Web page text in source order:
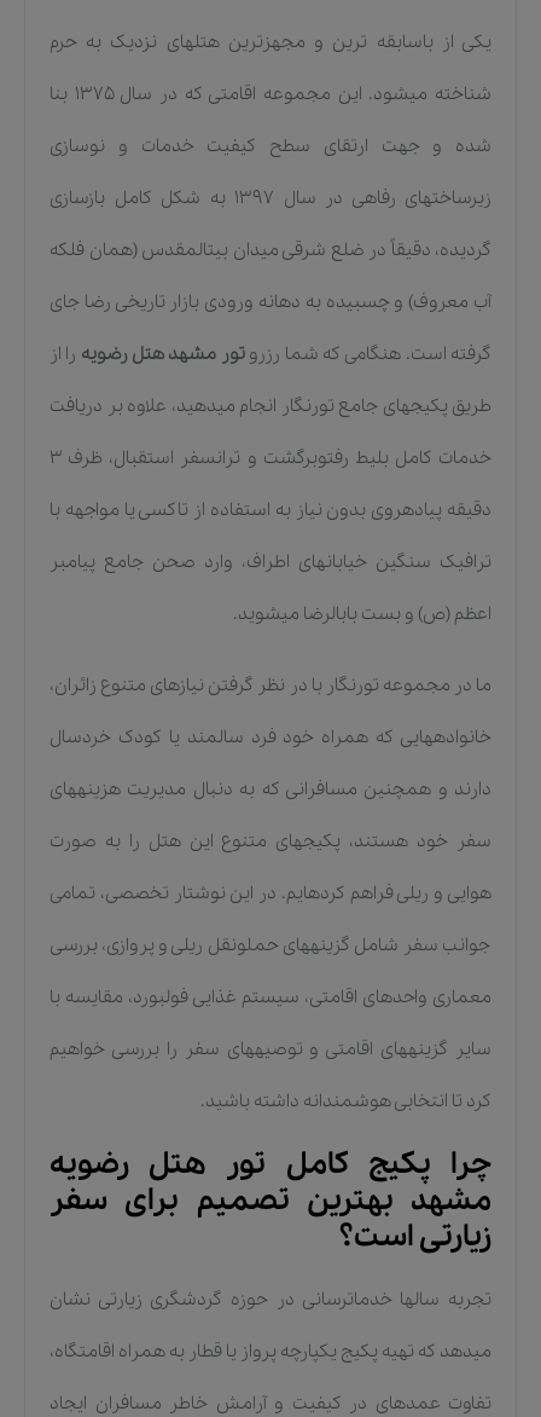
یکی از باسابقه ترین و مجهزترین هتلهای نزدیک به حرم
شناخته میشود. این مجموعه اقامتی که در سال ۱۳۷۵ بنا
شده و جهت ارتقای سطح کیفیت خدمات و نوسازی
زیرساختهای رفاهی در سال ۱۳۹۷ به شکل کامل بازسازی
گردیده، دقیقاً در ضلع شرقی میدان بیتالمقدس (همان فلکه
آب معروف) و چسبیده به دهانه ورودی بازار تاریخی رضا جای
گرفته است. هنگامی که شما رزروتور مشهد هتل رضویه را از
طریق پکیجهای جامع تورنگار انجام میدهید، علاوه بر دریافت
خدمات کامل بلیط رفتوبرگشت و ترانسفر استقبال، ظرف ۳
دقیقه پیادهروی بدون نیاز به استفاده از تاکسی یا مواجهه با
ترافیک سنگین خیابانهای اطراف، وارد صحن جامع پیامبر
اعظم (ص) و بست بابالرضا میشوید.
ما در مجموعه تورنگار با در نظر گرفتن نیازهای متنوع زائران،
خانوادههایی که همراه خود فرد سالمند یا کودک خردسال
دارند و همچنین مسافرانی که به دنبال مدیریت هزینههای
سفر خود هستند، پکیجهای متنوع این هتل را به صورت
هوایی و ریلی فراهم کردهایم. در این نوشتار تخصصی، تمامی
جوانب سفر شامل گزینههای حملونقل ریلی و پروازی، بررسی
معماری واحدهای اقامتی، سیستم غذایی فولبورد، مقایسه با
سایر گزینههای اقامتی و توصیههای سفر را بررسی خواهیم
کرد تا انتخابی هوشمندانه داشته باشید.
چرا پکیج کامل تور هتل رضویه
مشهد بهترین تصمیم برای سفر
زیارتی است؟
تجربه سالها خدماترسانی در حوزه گردشگری زیارتی نشان
میدهد که تهیه پکیج یکپارچه پرواز یا قطار به همراه اقامتگاه،
تفاوت عمدهای در کیفیت و آرامش خاطر مسافران ایجاد